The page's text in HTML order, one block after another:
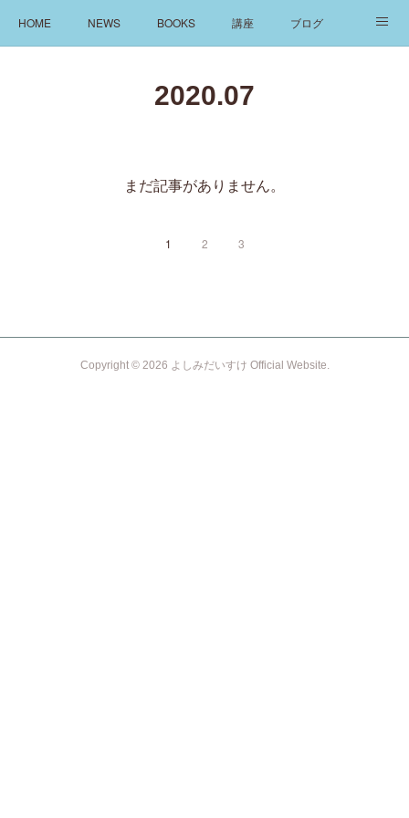
HOME NEWS BOOKS 講座 ブログ
2020.07
まだ記事がありません。
1 2 3
Copyright © 2026 よしみだいすけ Official Website.